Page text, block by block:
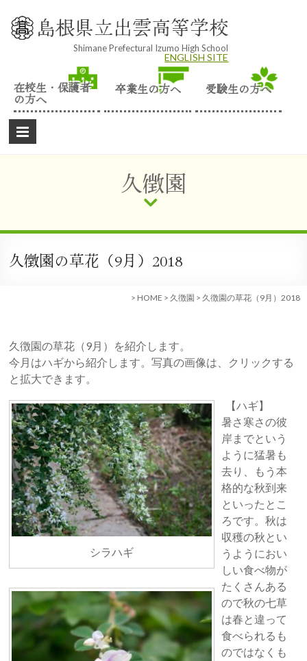
content 島根県立出雲高等学校
Shimane Prefectural Izumo High School
ENGLISH SITE
在校生・保護者
の方へ
卒業生の方へ 受験生の方へ
久徴園
久徴園の草花（9月）2018
> HOME > 久徴園 > 久徴園の草花（9月）2018
久徴園の草花（9月）を紹介します。
今月はハギから紹介します。写真の画像は、クリックする
と拡大できます。
シラハギ
【ハギ】
暑さ寒さの彼
岸までという
ように猛暑も
去り、もう本
格的な秋到来
といったとこ
ろです。秋は
収穫の秋とい
うようにおい
しい食べ物が
たくさんある
ので秋の七草
は春と違って
食べられるも
のではなくも